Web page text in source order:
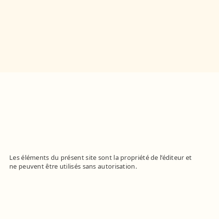
Les éléments du présent site sont la propriété de l’éditeur et
ne peuvent être utilisés sans autorisation.